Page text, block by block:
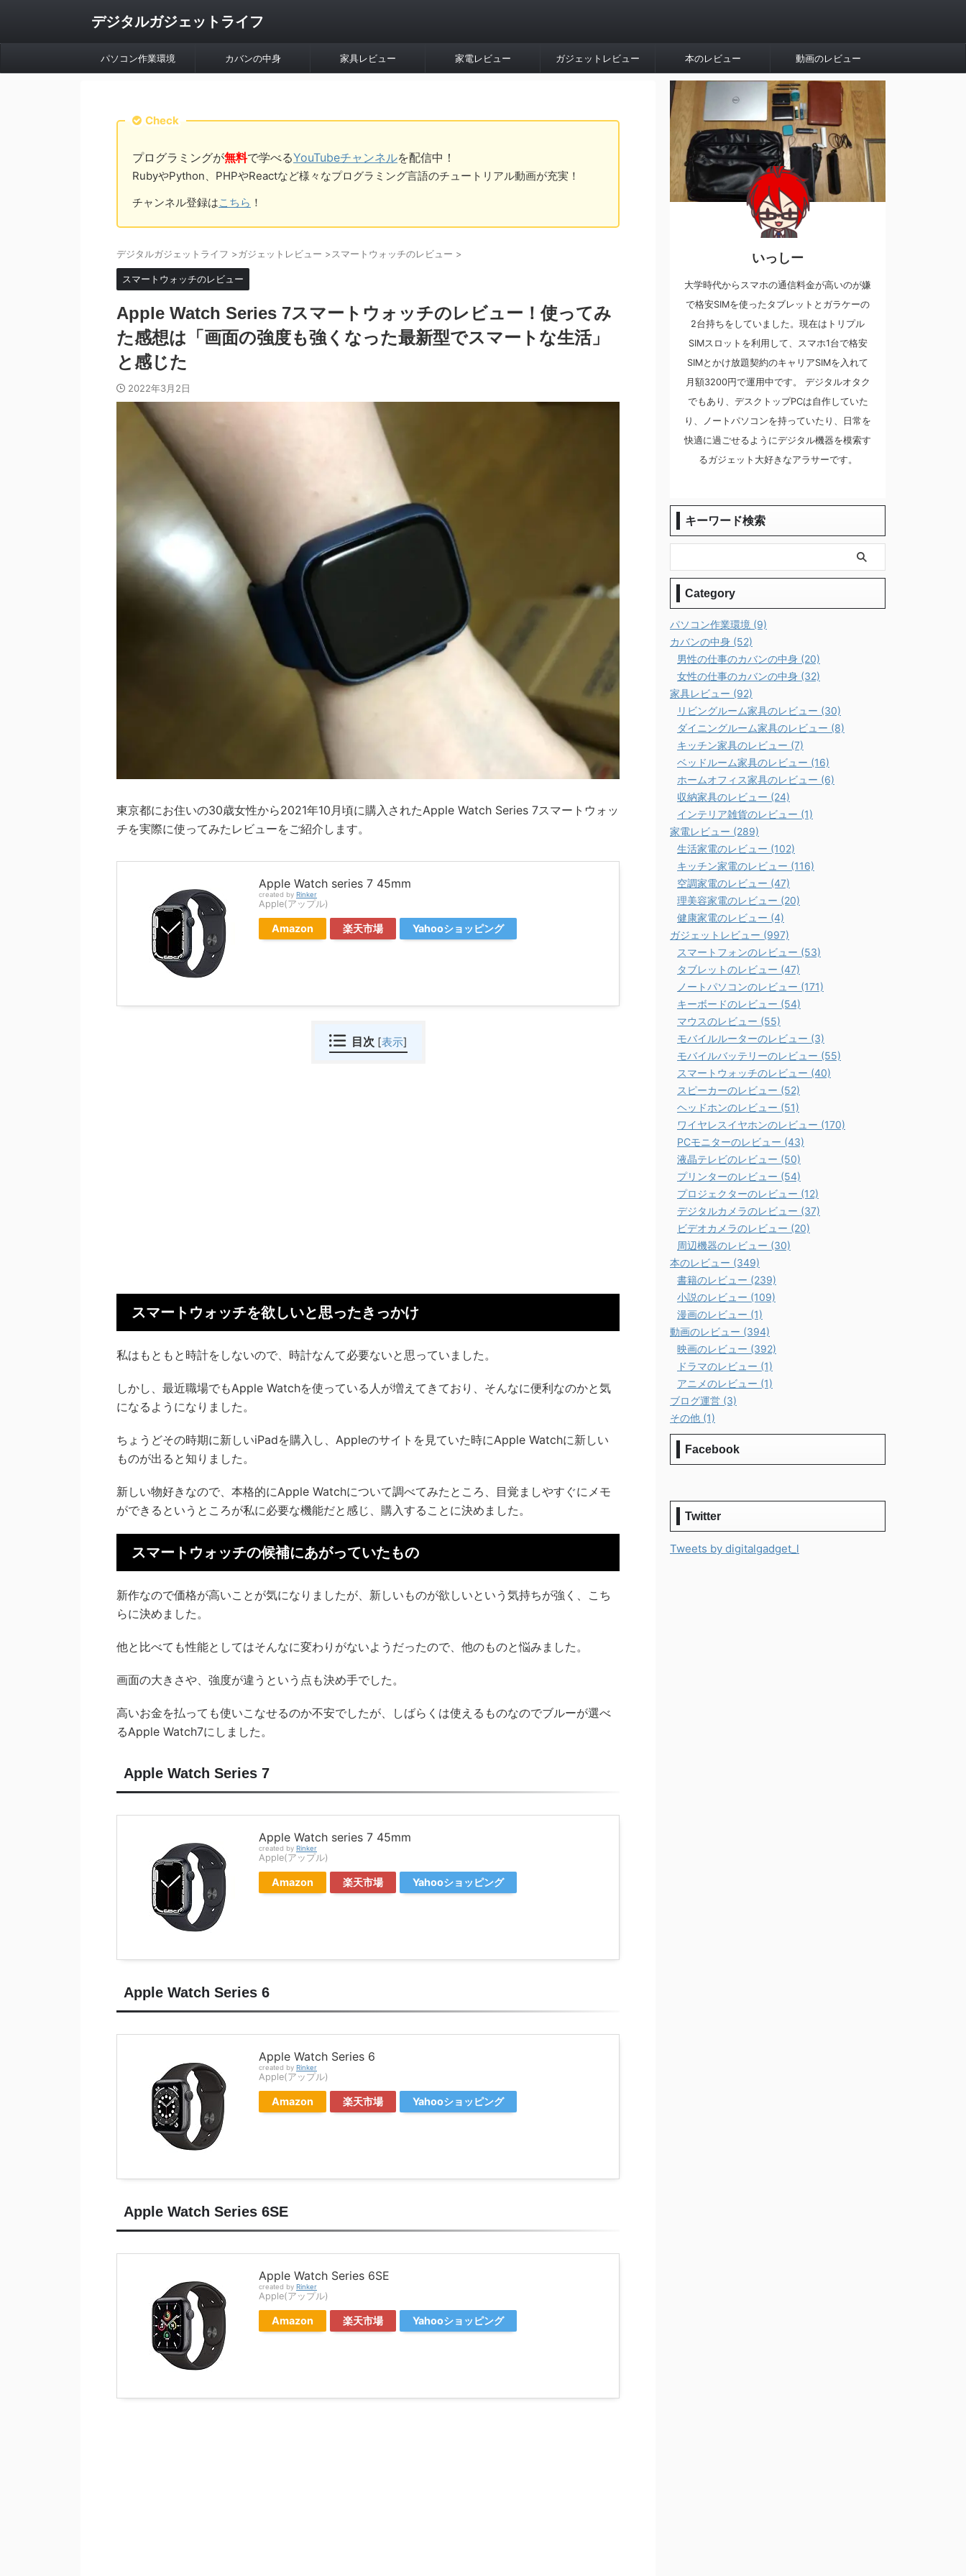
デジタルガジェットライフ
パソコン作業環境 カバンの中身 家具レビュー 家電レビュー ガジェットレビュー 本のレビュー 動画のレビュー
Check
プログラミングが無料で学べるYouTubeチャンネルを配信中！
RubyやPython、PHPやReactなど様々なプログラミング言語のチュートリアル動画が充実！
チャンネル登録はこちら ！
デジタルガジェットライフ >ガジェットレビュー >スマートウォッチのレビュー >
スマートウォッチのレビュー
Apple Watch Series 7スマートウォッチのレビュー！使ってみ
た感想は「画面の強度も強くなった最新型でスマートな生活」
と感じた
2022年3月2日
東京都にお住いの30歳女性から2021年10月頃に購入されたApple Watch Series 7スマートウォッ
チを実際に使ってみたレビューをご紹介します。
Apple Watch series 7 45mm
created by Rinker
Apple(アップル)
Amazon 楽天市場 Yahooショッピング
目次 [表示]
スマートウォッチを欲しいと思ったきっかけ
私はもともと時計をしないので、時計なんて必要ないと思っていました。
しかし、最近職場でもApple Watchを使っている人が増えてきており、そんなに便利なのかと気
になるようになりました。
ちょうどその時期に新しいiPadを購入し、Appleのサイトを見ていた時にApple Watchに新しい
ものが出ると知りました。
新しい物好きなので、本格的にApple Watchについて調べてみたところ、目覚ましやすぐにメモ
ができるというところが私に必要な機能だと感じ、購入することに決めました。
スマートウォッチの候補にあがっていたもの
新作なので価格が高いことが気になりましたが、新しいものが欲しいという気持ちが強く、こち
らに決めました。
他と比べても性能としてはそんなに変わりがないようだったので、他のものと悩みました。
画面の大きさや、強度が違うという点も決め手でした。
高いお金を払っても使いこなせるのか不安でしたが、しばらくは使えるものなのでブルーが選べ
るApple Watch7にしました。
Apple Watch Series 7
Apple Watch series 7 45mm
created by Rinker
Apple(アップル)
Amazon 楽天市場 Yahooショッピング
Apple Watch Series 6
Apple Watch Series 6
created by Rinker
Apple(アップル)
Amazon 楽天市場 Yahooショッピング
Apple Watch Series 6SE
Apple Watch Series 6SE
created by Rinker
Apple(アップル)
Amazon 楽天市場 Yahooショッピング
いっしー
大学時代からスマホの通信料金が高いのが嫌
で格安SIMを使ったタブレットとガラケーの
2台持ちをしていました。現在はトリプル
SIMスロットを利用して、スマホ1台で格安
SIMとかけ放題契約のキャリアSIMを入れて
月額3200円で運用中です。 デジタルオタク
でもあり、デスクトップPCは自作していた
り、ノートパソコンを持っていたり、日常を
快適に過ごせるようにデジタル機器を模索す
るガジェット大好きなアラサーです。
キーワード検索
Category
パソコン作業環境 (9)
カバンの中身 (52)
男性の仕事のカバンの中身 (20)
女性の仕事のカバンの中身 (32)
家具レビュー (92)
リビングルーム家具のレビュー (30)
ダイニングルーム家具のレビュー (8)
キッチン家具のレビュー (7)
ベッドルーム家具のレビュー (16)
ホームオフィス家具のレビュー (6)
収納家具のレビュー (24)
インテリア雑貨のレビュー (1)
家電レビュー (289)
生活家電のレビュー (102)
キッチン家電のレビュー (116)
空調家電のレビュー (47)
理美容家電のレビュー (20)
健康家電のレビュー (4)
ガジェットレビュー (997)
スマートフォンのレビュー (53)
タブレットのレビュー (47)
ノートパソコンのレビュー (171)
キーボードのレビュー (54)
マウスのレビュー (55)
モバイルルーターのレビュー (3)
モバイルバッテリーのレビュー (55)
スマートウォッチのレビュー (40)
スピーカーのレビュー (52)
ヘッドホンのレビュー (51)
ワイヤレスイヤホンのレビュー (170)
PCモニターのレビュー (43)
液晶テレビのレビュー (50)
プリンターのレビュー (54)
プロジェクターのレビュー (12)
デジタルカメラのレビュー (37)
ビデオカメラのレビュー (20)
周辺機器のレビュー (30)
本のレビュー (349)
書籍のレビュー (239)
小説のレビュー (109)
漫画のレビュー (1)
動画のレビュー (394)
映画のレビュー (392)
ドラマのレビュー (1)
アニメのレビュー (1)
ブログ運営 (3)
その他 (1)
Facebook
Twitter
Tweets by digitalgadget_l